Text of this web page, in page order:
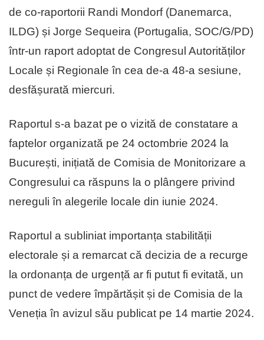
de co-raportorii Randi Mondorf (Danemarca,
ILDG) și Jorge Sequeira (Portugalia, SOC/G/PD)
într-un raport adoptat de Congresul Autorităților
Locale și Regionale în cea de-a 48-a sesiune,
desfășurată miercuri.
Raportul s-a bazat pe o vizită de constatare a
faptelor organizată pe 24 octombrie 2024 la
București, inițiată de Comisia de Monitorizare a
Congresului ca răspuns la o plângere privind
nereguli în alegerile locale din iunie 2024.
Raportul a subliniat importanța stabilității
electorale și a remarcat că decizia de a recurge
la ordonanța de urgență ar fi putut fi evitată, un
punct de vedere împărtășit și de Comisia de la
Veneția în avizul său publicat pe 14 martie 2024.